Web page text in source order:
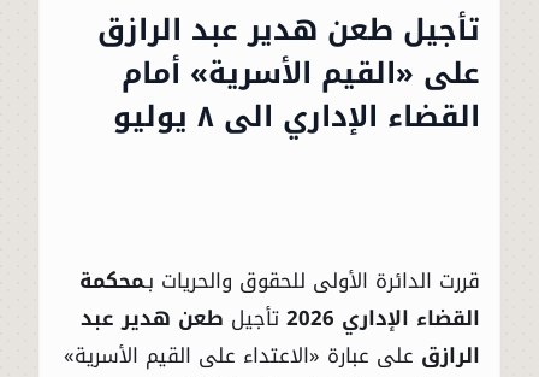
تأجيل طعن هدير عبد الرازق
على «القيم الأسرية» أمام
القضاء الإداري الى ٨ يوليو
قررت الدائرة الأولى للحقوق والحريات بـمحكمة
القضاء الإداري 2026
تأجيل طعن هدير عبد
الرازق على عبارة «الاعتداء على القيم الأسرية»